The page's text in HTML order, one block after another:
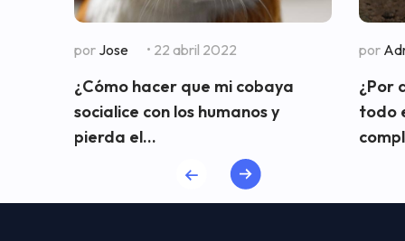
por Jose • 22 abril 2022
¿Cómo hacer que mi cobaya
socialice con los humanos y
pierda el...
por
¿Por
todo